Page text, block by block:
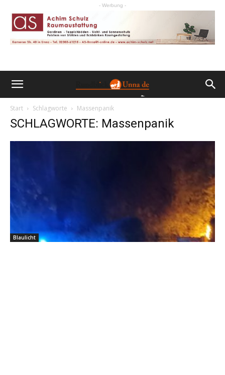
- Werbung -
Start Schlagworte Massenpanik
SCHLAGWORTE: Massenpanik
Blaulicht